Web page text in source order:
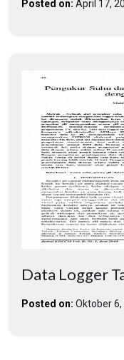
Posted on: April 17,
Data Logger
Posted on: Oktober 6,